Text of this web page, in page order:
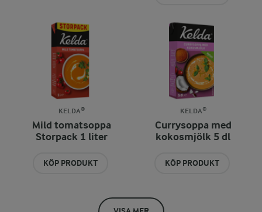
KELDA®
Mild tomatsoppa
Storpack 1 liter
KÖP PRODUKT
KELDA®
Currysoppa med
kokosmjölk 5 dl
KÖP PRODUKT